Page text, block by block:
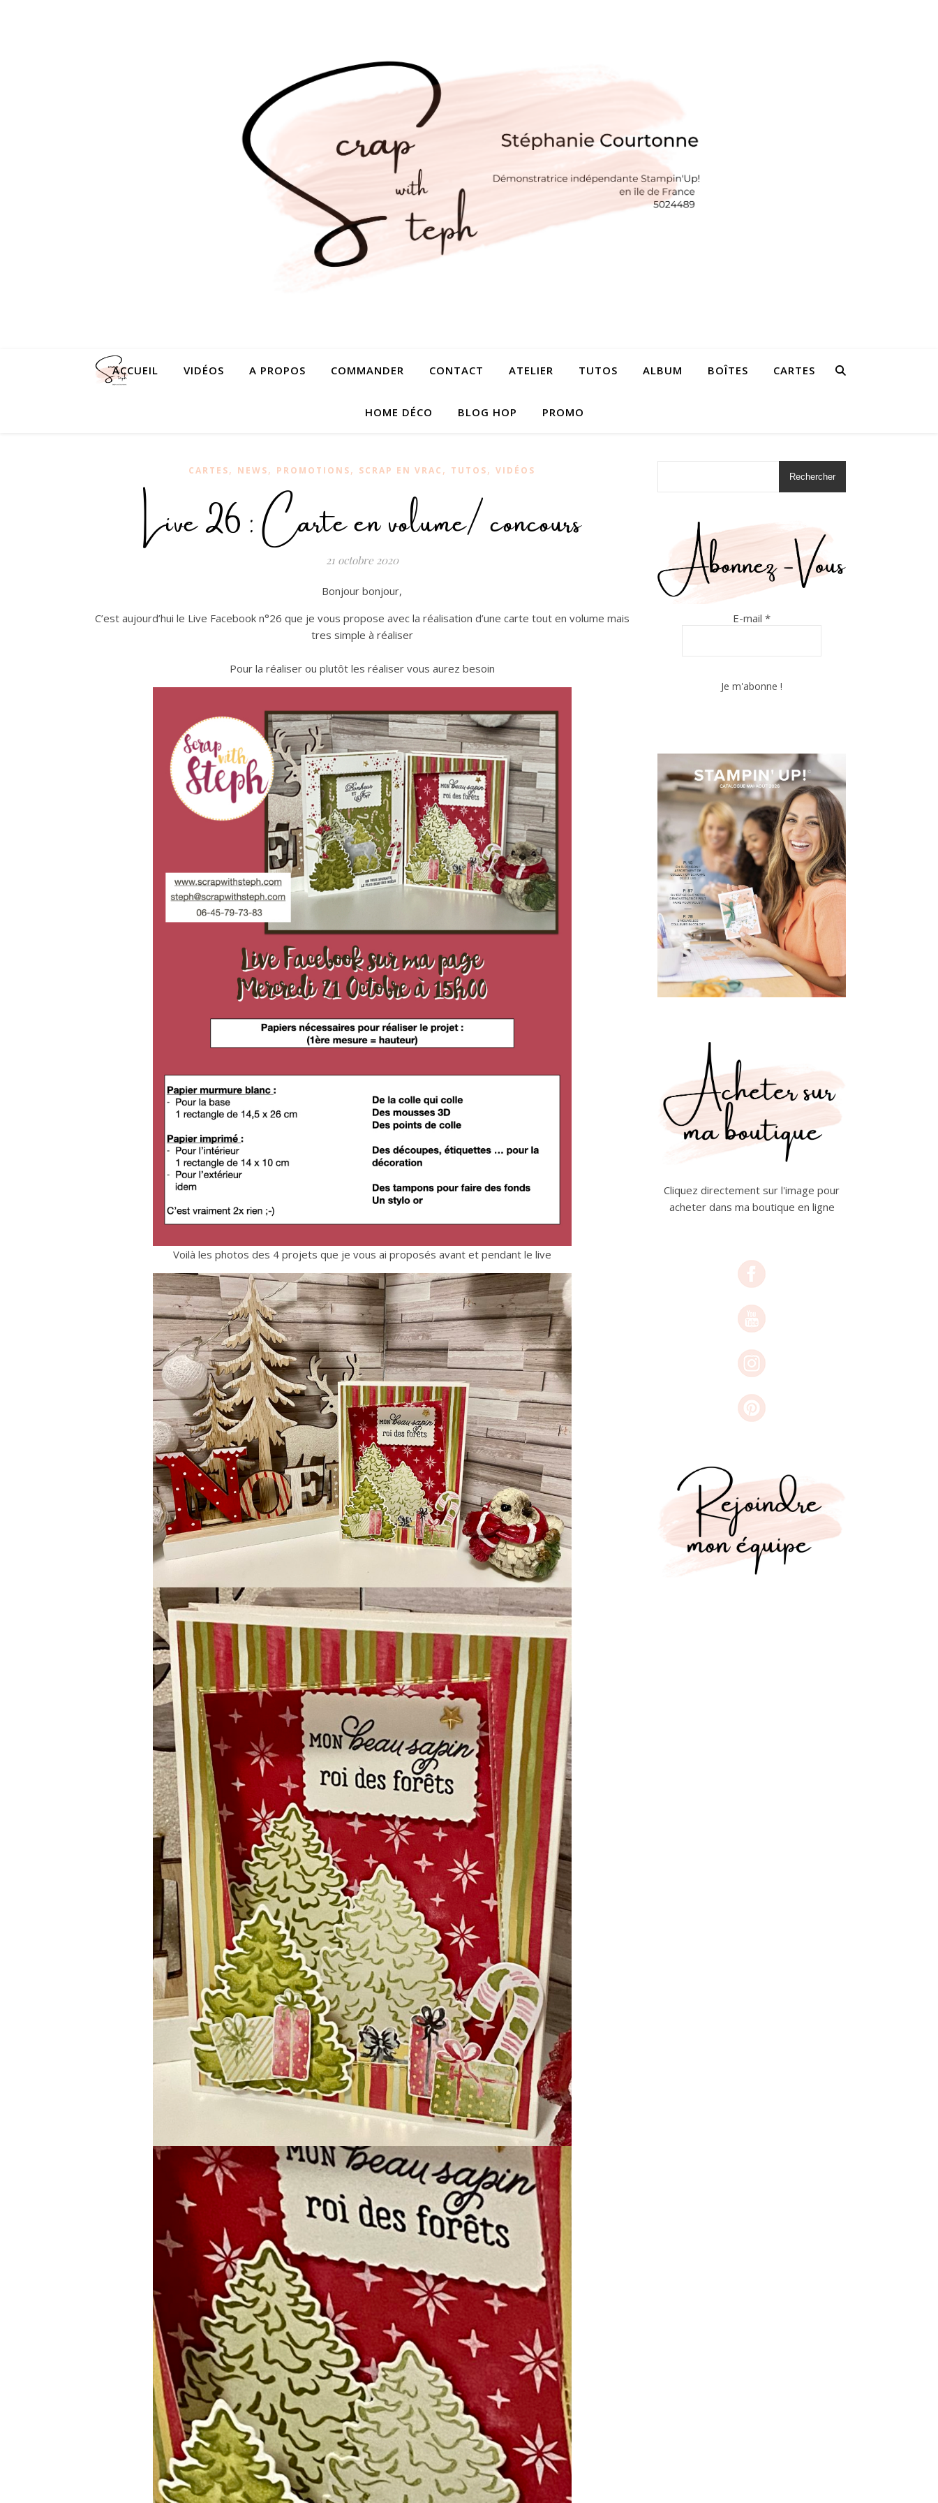
ACCUEIL VIDÉOS A PROPOS COMMANDER CONTACT ATELIER TUTOS ALBUM BOÎTES CARTES
HOME DÉCO BLOG HOP PROMO
CARTES, NEWS, PROMOTIONS, SCRAP EN VRAC , TUTOS, VIDÉOS
Live 26 : Carte en volume/ concours
21 octobre 2020
Bonjour bonjour,
C’est aujourd’hui le Live Facebook n°26 que je vous propose avec la réalisation d’une carte tout en volume mais
tres simple à réaliser
Pour la réaliser ou plutôt les réaliser vous aurez besoin
Voilà les photos des 4 projets que je vous ai proposés avant et pendant le live
Rechercher
E-mail *
Cliquez directement sur l'image pour
acheter dans ma boutique en ligne